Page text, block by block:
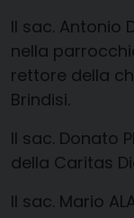
Il sac. Antonio
nella
rettore della
Brindisi.
Il sac. Donato
della Caritas
Il sac. Mario